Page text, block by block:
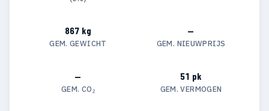
867 kg
GEM. GEWICHT
—
GEM. NIEUWPRIJS
—
GEM. CO₂
51 pk
GEM. VERMOGEN